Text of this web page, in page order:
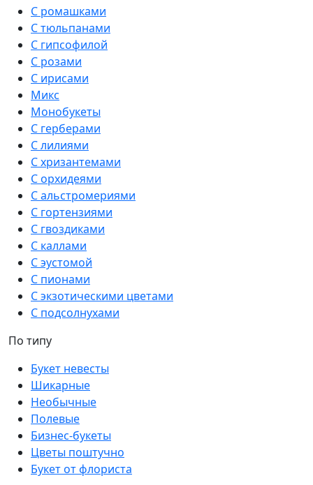
С ромашками
С тюльпанами
С гипсофилой
С розами
С ирисами
Микс
Монобукеты
С герберами
С лилиями
С хризантемами
С орхидеями
С альстромериями
С гортензиями
С гвоздиками
С каллами
С эустомой
С пионами
С экзотическими цветами
С подсолнухами
По типу
Букет невесты
Шикарные
Необычные
Полевые
Бизнес-букеты
Цветы поштучно
Букет от флориста